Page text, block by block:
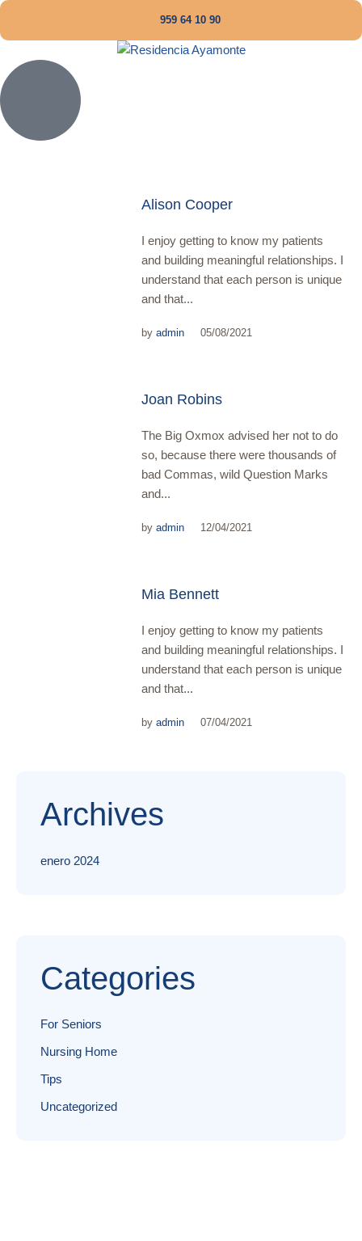
959 64 10 90
Alison Cooper
I enjoy getting to know my patients
and building meaningful relationships. I
understand that each person is unique
and that...
byadmin 05/08/2021
Joan Robins
The Big Oxmox advised her not to do
so, because there were thousands of
bad Commas, wild Question Marks
and...
byadmin 12/04/2021
Mia Bennett
I enjoy getting to know my patients
and building meaningful relationships. I
understand that each person is unique
and that...
byadmin 07/04/2021
Archives
enero 2024
Categories
For Seniors
Nursing Home
Tips
Uncategorized